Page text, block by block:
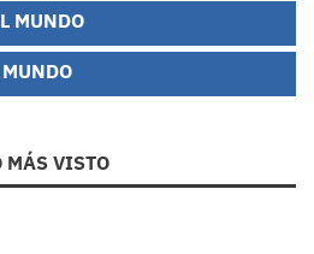
MUNDO
MÁS VISTO